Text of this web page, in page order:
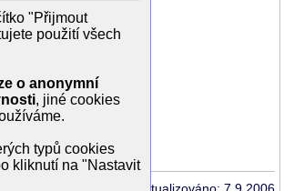
(Sonny)
(Král)
"Přijmout
použití všech
o anonymní
, jiné cookies
typů cookies
kliknutí na "Nastavit